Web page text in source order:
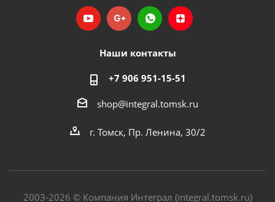
Наши контакты
+7 906 951-15-51
shop@integral.tomsk.ru
г. Томск, Пр. Ленина, 30/2
2003-2026 © Компания Интеграл (integral.tomsk.ru)